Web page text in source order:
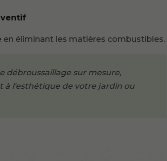
en éliminant les matières combustibles.
débroussaillage sur mesure,
à l'esthétique de votre jardin ou